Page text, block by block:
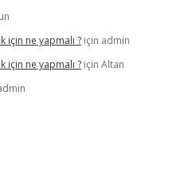
için ne yapmalı ? için admin
için ne yapmalı ? için Altan